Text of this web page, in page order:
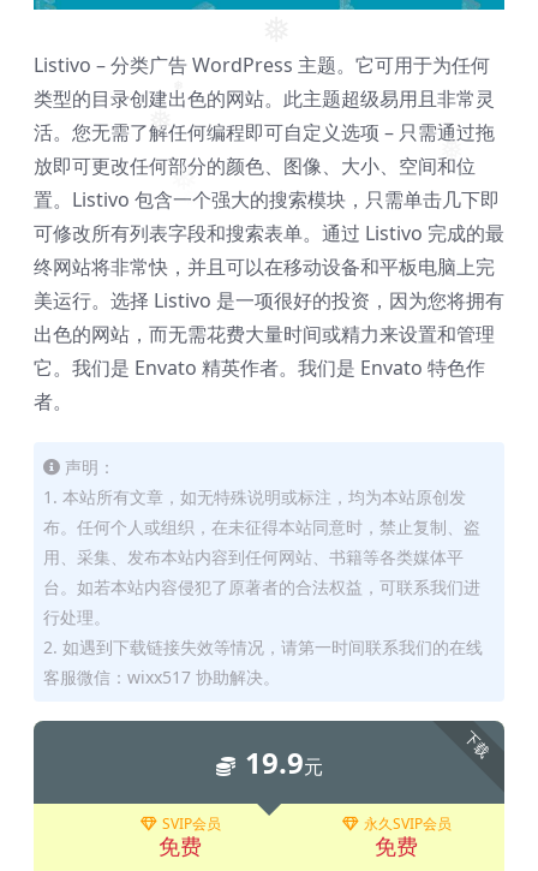
❅
❅
❅
❅
Listivo – 分类广告 WordPress 主题。它可用于为任何
类型的目录创建出色的网站。此主题超级易用且非常灵
活。您无需了解任何编程即可自定义选项 – 只需通过拖
放即可更改任何部分的颜色、图像、大小、空间和位
置。Listivo 包含一个强大的搜索模块，只需单击几下即
可修改所有列表字段和搜索表单。通过 Listivo 完成的最
终网站将非常快，并且可以在移动设备和平板电脑上完
美运行。选择 Listivo 是一项很好的投资，因为您将拥有
出色的网站，而无需花费大量时间或精力来设置和管理
它。我们是 Envato 精英作者。我们是 Envato 特色作
者。
声明：
1. 本站所有文章，如无特殊说明或标注，均为本站原创发
布。任何个人或组织，在未征得本站同意时，禁止复制、盗
用、采集、发布本站内容到任何网站、书籍等各类媒体平
台。如若本站内容侵犯了原著者的合法权益，可联系我们进
行处理。
2. 如遇到下载链接失效等情况，请第一时间联系我们的在线
客服微信：wixx517 协助解决。
下载
19.9元
SVIP会员
免费
永久SVIP会员
免费